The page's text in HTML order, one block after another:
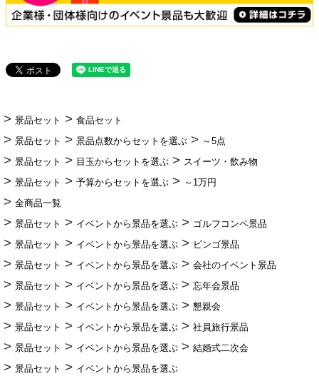
景品セット
食品セット
景品セット
景品点数からセットを選ぶ
～5点
景品セット
目玉からセットを選ぶ
スイーツ・飲み物
景品セット
予算からセットを選ぶ
～1万円
全商品一覧
景品セット
イベントから景品を選ぶ
ゴルフコンペ景品
景品セット
イベントから景品を選ぶ
ビンゴ景品
景品セット
イベントから景品を選ぶ
会社のイベント景品
景品セット
イベントから景品を選ぶ
忘年会景品
景品セット
イベントから景品を選ぶ
懇親会
景品セット
イベントから景品を選ぶ
社員旅行景品
景品セット
イベントから景品を選ぶ
結婚式二次会
景品セット
イベントから景品を選ぶ